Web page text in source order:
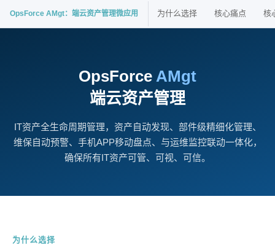
OpsForce AMgt：端云资产管理微应用 为什么选择 核心痛点 核
OpsForce AMgt
端云资产管理
IT资产全生命周期管理，资产自动发现、部件级精细化管理、
维保自动预警、手机APP移动盘点、与运维监控联动一体化，
确保所有IT资产可管、可视、可信。
为什么选择